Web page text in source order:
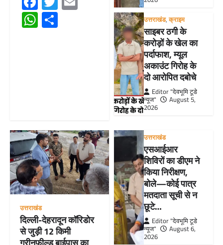
WhatsApp उत्तराखंड,क्राइम
साइबर ठगी के
करोड़ों के खेल का
पर्दाफाश, म्यूल
अकाउंट गिरोह के
दो आरोपित दबोचे
Editor "देवभूमि टूडे
न्यूज"
August 5,
2026
उत्तराखंड
दिल्ली-देहरादून कॉरिडोर
से जुड़ी 12 किमी
उत्तराखंड
एसआईआर
शिविरों का डीएम ने
किया निरीक्षण,
बोले—कोई पात्र
मतदाता सूची से न
छूटे…
Editor "देवभूमि टूडे
न्यूज"
August 6,
2026